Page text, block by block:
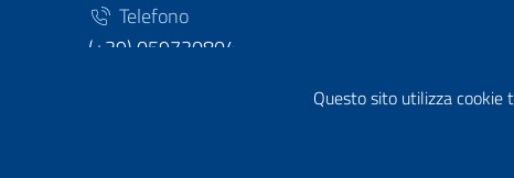
Questo sito utilizza cookie
Telefono
(+39) 059730804